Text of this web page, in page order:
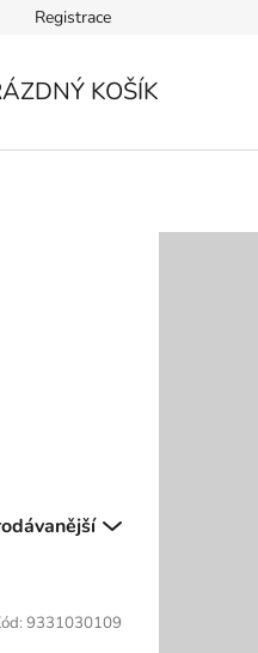
Registrace
KOŠÍK
9331030109